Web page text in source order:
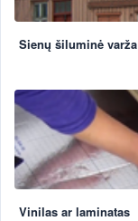
Sienų šiluminė varža
Vinilas ar laminatas